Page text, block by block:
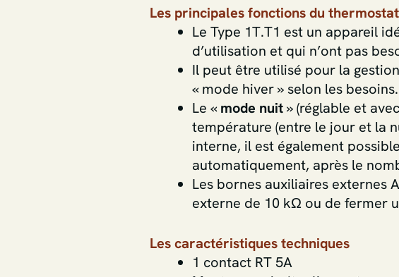
Les principales fonctions du
Le Type 1T.T1 est un appareil
d’utilisation et qui n’ont pas
Il peut être utilisé pour la
« mode hiver » selon les besoins.
Le « mode nuit» (réglable et
température (entre le jour et la
interne, il est également
automatiquement, après le
Les bornes auxiliaires externes
externe de 10 kΩ ou de fermer
Les caractéristiques techniques
1 contact RT 5A